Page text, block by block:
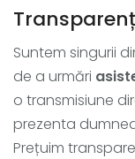
Suntem singurii
de a urmări
o transmisiune
prezenta
Prețuim